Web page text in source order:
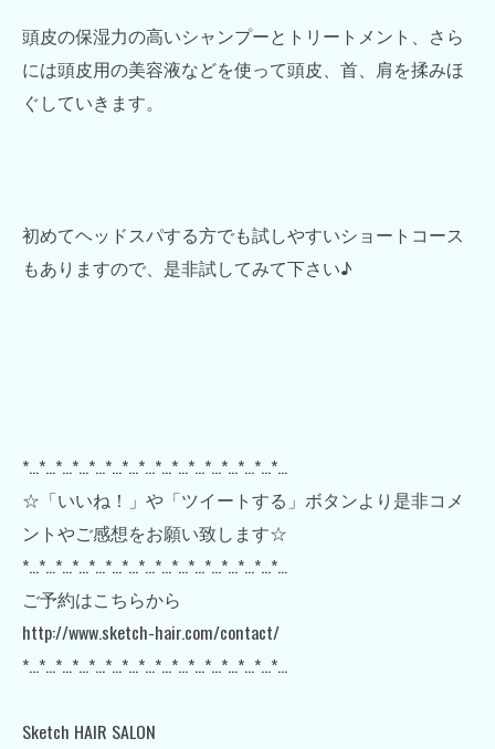
頭皮の保湿力の高いシャンプーとトリートメント、さら
には頭皮用の美容液などを使って頭皮、首、肩を揉みほ
ぐしていきます。
初めてヘッドスパする方でも試しやすいショートコース
もありますので、是非試してみて下さい♪
*…*…*…*…*…*…*…*…*…*…*…*…*…*…*…*…
☆「いいね！」や「ツイートする」ボタンより是非コメ
ントやご感想をお願い致します☆
*…*…*…*…*…*…*…*…*…*…*…*…*…*…*…*…
ご予約はこちらから
http://www.sketch-hair.com/contact/
*…*…*…*…*…*…*…*…*…*…*…*…*…*…*…*…
Sketch HAIR SALON